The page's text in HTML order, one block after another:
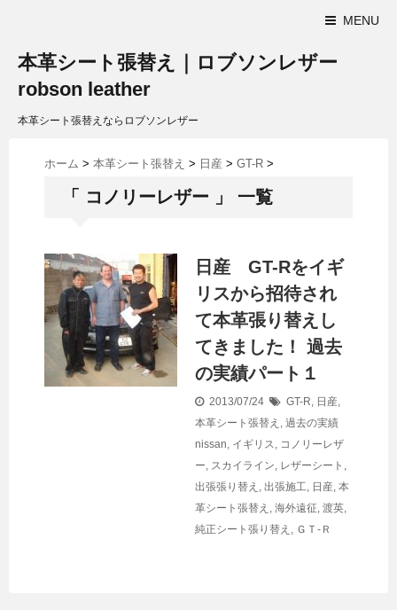
MENU
本革シート張替え｜ロブソンレザー
robson leather
本革シート張替えならロブソンレザー
ホーム > 本革シート張替え > 日産 > GT-R >
「 コノリーレザー 」 一覧
日産 GT-Rをイギ
リスから招待され
て本革張り替えし
てきました！ 過去
の実績パート１
2013/07/24 GT-R, 日産,
本革シート張替え , 過去の実績
nissan, イギリス, コノリーレザ
ー, スカイライン, レザーシート ,
出張張り替え , 出張施工, 日産, 本
革シート張替え , 海外遠征, 渡英,
純正シート張り替え , ＧＴ-Ｒ